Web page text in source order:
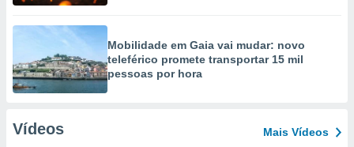
Mobilidade em Gaia vai mudar: novo
teleférico promete transportar 15 mil
pessoas por hora
Vídeos Mais Vídeos